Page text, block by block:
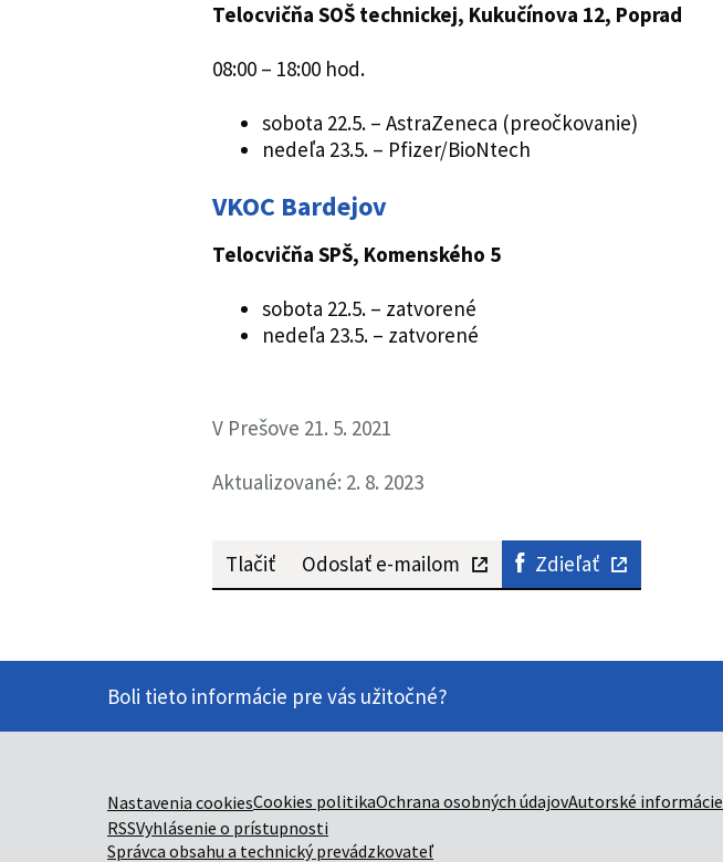
Telocvičňa SOŠ technickej, Kukučínova 12, Poprad
08:00 – 18:00 hod.
sobota 22.5. – AstraZeneca (preočkovanie)
nedeľa 23.5. – Pfizer/BioNtech
VKOC Bardejov
Telocvičňa SPŠ, Komenského 5
sobota 22.5. – zatvorené
nedeľa 23.5. – zatvorené
V Prešove 21. 5. 2021
Aktualizované: 2. 8. 2023
Tlačiť Odoslať e-mailom Zdieľať
Boli tieto informácie pre vás užitočné?
Nastavenia cookiesCookies politikaOchrana osobných údajovAutorské informácie
RSSVyhlásenie o prístupnosti
Správca obsahu a technický prevádzkovateľ